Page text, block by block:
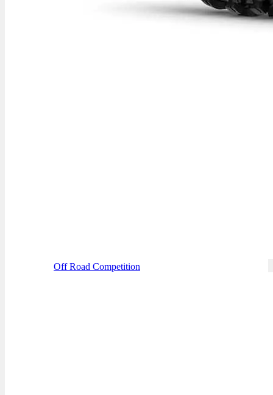
Off Road Competition